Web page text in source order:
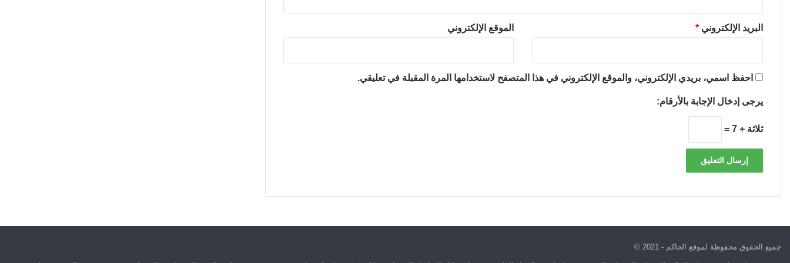
البريد الإلكتروني * الموقع الإلكتروني
احفظ اسمي، بريدي الإلكتروني، والموقع الإلكتروني في هذا المتصفح لاستخدامها المرة المقبلة في تعليقي.
يرجى إدخال الإجابة بالأرقام:
ثلاثة + 7 =
جميع الحقوق محفوظة لموقع الحاكم - 2021 ©